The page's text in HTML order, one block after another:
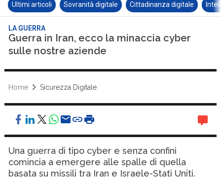
Ultimi articoli Sovranità digitale Cittadinanza digitale
LA GUERRA
Guerra in Iran, ecco la minaccia cyber
sulle nostre aziende
Home Sicurezza Digitale
Una guerra di tipo cyber e senza confini
comincia a emergere alle spalle di quella
basata su missili tra Iran e Israele-Stati Uniti.